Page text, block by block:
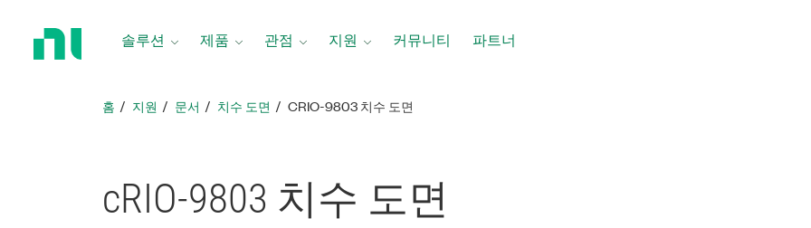
솔루션 제품 관점 지원 커뮤니티 파트너
홈 지원 문서 치수 도면 CRIO-9803 치수 도면
cRIO-9803 치수 도면